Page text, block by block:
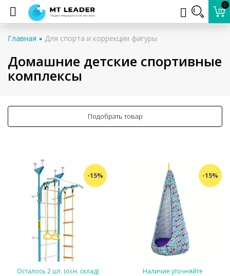
0
Главная Для спорта и коррекции фигуры
Домашние детские спортивные
комплексы
Подобрать товар
-15%
Осталось 2 шт. (осн. склад)
-15%
Наличие уточняйте